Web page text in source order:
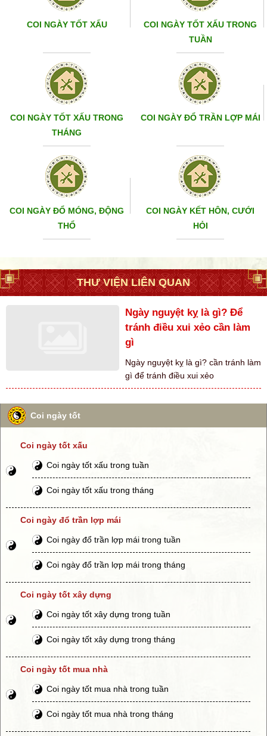
COI NGÀY TỐT XẤU
COI NGÀY TỐT XẤU TRONG
TUẦN
COI NGÀY TỐT XẤU TRONG
THÁNG
COI NGÀY ĐỔ TRẦN LỢP MÁI
COI NGÀY ĐỔ MÓNG, ĐỘNG
THỔ
COI NGÀY KẾT HÔN, CƯỚI
HỎI
THƯ VIỆN LIÊN QUAN
Ngày nguyệt kỵ là gì? Để
tránh điều xui xẻo cần làm
gì
Ngày nguyệt kỵ là gì? cần tránh làm
gì để tránh điều xui xẻo
Coi ngày tốt
Coi ngày tốt xấu
Coi ngày tốt xấu trong tuần
Coi ngày tốt xấu trong tháng
Coi ngày đổ trần lợp mái
Coi ngày đổ trần lợp mái trong tuần
Coi ngày đổ trần lợp mái trong tháng
Coi ngày tốt xây dựng
Coi ngày tốt xây dựng trong tuần
Coi ngày tốt xây dựng trong tháng
Coi ngày tốt mua nhà
Coi ngày tốt mua nhà trong tuần
Coi ngày tốt mua nhà trong tháng